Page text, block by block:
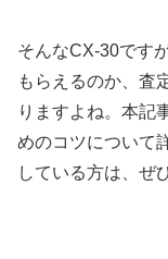
そんなCX-30です
もらえるのか、査
りますよね。本記
めのコツについて
している方は、ぜ